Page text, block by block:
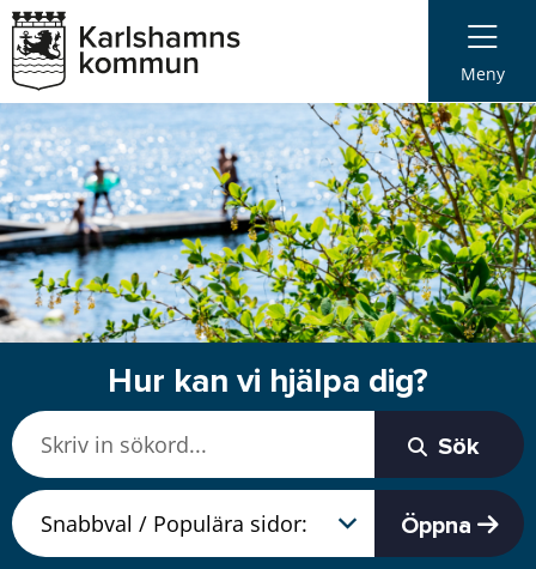
Meny
Hur kan vi hjälpa dig?
Sök
Öppna